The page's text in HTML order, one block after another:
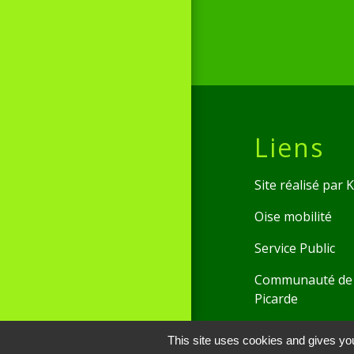
Liens
Site réalisé par
Oise mobilité
Service Public
Communauté
Picarde
This site uses cookies and gives